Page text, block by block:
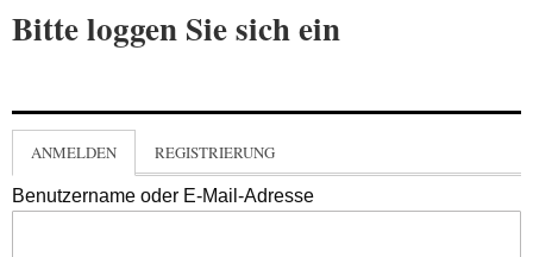
Bitte loggen Sie sich ein
ANMELDEN REGISTRIERUNG
Benutzername oder E-Mail-Adresse